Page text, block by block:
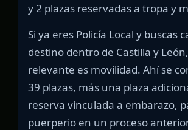
y 2 plazas reservadas a tropa y
Si ya eres Policía Local y buscas
destino dentro de Castilla y
relevante es movilidad. Ahí se
39 plazas, más una plaza
reserva vinculada a embarazo,
puerperio en un proceso